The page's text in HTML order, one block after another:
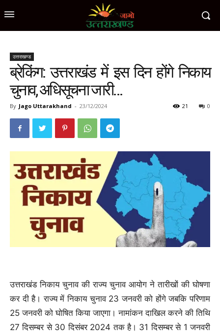
उत्तराखण्ड
ब्रेकिंग: उत्तराखंड में इस दिन होंगे निकाय
चुनाव, अधिसूचना जारी…
By Jago Uttarakhand - 23/12/2024 0
21
उत्तराखंड निकाय चुनाव की राज्य चुनाव आयोग ने तारीखों की घोषणा
कर दी है। राज्य में निकाय चुनाव 23 जनवरी को होंगे जबकि परिणाम
25 जनवरी को घोषित किया जाएगा। नामांकन दाखिल करने की तिथि
27 दिसम्बर से 30 दिसंबर 2024 तक है। 31 दिसम्बर से 1 जनवरी